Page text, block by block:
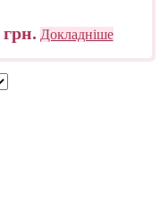
грн. Докладніше